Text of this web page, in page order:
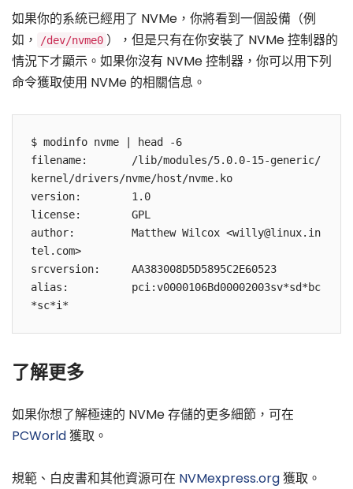
如果你的系統已經用了 NVMe，你將看到一個設備（例
如，
/dev/nvme0 ），但是只有在你安裝了 NVMe 控制器的
情況下才顯示。如果你沒有 NVMe 控制器，你可以用下列
命令獲取使用 NVMe 的相關信息。
$ modinfo nvme | head -6
filename:       /lib/modules/5.0.0-15-generic/
kernel/drivers/nvme/host/nvme.ko
version:        1.0
license:        GPL
author:         Matthew Wilcox <willy@linux.in
tel.com>
srcversion:     AA383008D5D5895C2E60523
alias:          pci:v0000106Bd00002003sv*sd*bc
*sc*i*
了解更多
如果你想了解極速的 NVMe 存儲的更多細節，可在
PCWorld獲取。
規範、白皮書和其他資源可在 NVMexpress.org獲取。